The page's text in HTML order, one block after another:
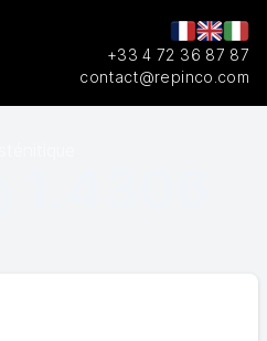
+33 4 72 36 87 87
contact@repinco.com